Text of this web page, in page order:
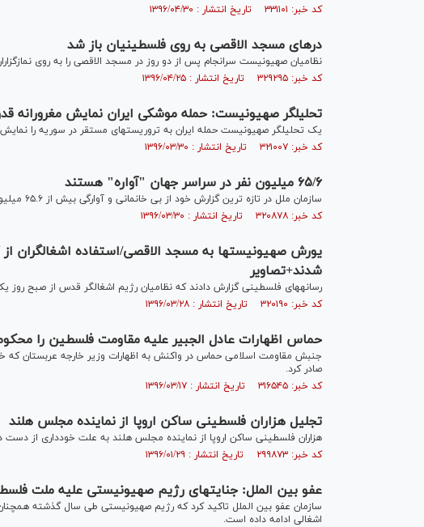
کد خبر: ۳۳۱۱۰۱ تاریخ انتشار : ۱۳۹۶/۰۴/۳۰
درهای مسجد الاقصی به روی فلسطینیان باز شد
نظامیان صهیونیست سرانجام پس از دو روز در مسجد الاقصی را به روی
کد خبر: ۳۲۹۲۹۵ تاریخ انتشار : ۱۳۹۶/۰۴/۲۵
تحلیلگر صهیونیست: حمله موشکی ایران نمایش مغرورانه
یک تحلیلگر صهیونیست حمله ایران به تروریست‎های مستقر در سوریه را نمایش مغرورانه قدرت توصیف کرد.
کد خبر: ۳۲۱۰۰۷ تاریخ انتشار : ۱۳۹۶/۰۳/۳۰
۶۵/۶ میلیون نفر در سراسر جهان "آواره" هستند
سازمان ملل در تازه ترین گزارش خود از بی خانمانی و آوارگی بیش از ۶۵.۶ میلیون نفر در سراسر جهان خبر داده است.
کد خبر: ۳۲۰۸۷۸ تاریخ انتشار : ۱۳۹۶/۰۳/۳۰
شدند+تصاویر
رسانه‎های فلسطینی گزارش دادند که نظامیان رژیم اشغالگر قدس از صبح روز یکشنبه وارد مسجد الاقصی شدند.
کد خبر: ۳۲۰۱۹۰ تاریخ انتشار : ۱۳۹۶/۰۳/۲۸
حماس اظهارات عادل الجبیر علیه مقاومت فلسطین را
جنبش مقاومت اسلامی حماس در واکنش به اظهارات وزیر خارجه عربستان که
صادر کرد.
کد خبر: ۳۱۶۵۴۵ تاریخ انتشار : ۱۳۹۶/۰۳/۱۷
تجلیل هزاران فلسطینی ساکن اروپا از نماینده مجلس هلند
هزاران فلسطینی ساکن اروپا از نماینده مجلس هلند به علت خودداری از
کد خبر: ۲۹۹۸۷۳ تاریخ انتشار : ۱۳۹۶/۰۱/۲۹
عفو بین الملل: جنایت‎های رژیم صهیونیستی علیه ملت فلسطین ادامه دارد
سازمان عفو بین الملل تاکید کرد که رژیم صهیونیستی طی سال گذشته
اشغالی ادامه داده است.